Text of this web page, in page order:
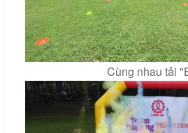
Cùng nhau tải